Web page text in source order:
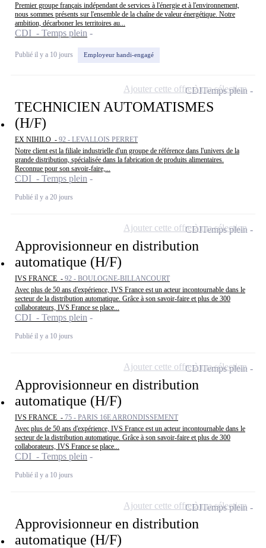
Premier groupe français indépendant de services à l'énergie et à l'environnement,
nous sommes présents sur l'ensemble de la chaîne de valeur énergétique. Notre
ambition, décarboner les territoires au...
CDI - Temps plein
Publié il y a 10 jours Employeur handi-engagé
TECHNICIEN AUTOMATISMES
(H/F)
EX NIHILO - 92 - LEVALLOIS PERRET
Notre client est la filiale industrielle d'un groupe de référence dans l'univers de la
grande distribution, spécialisée dans la fabrication de produits alimentaires.
Reconnue pour son savoir-faire,...
CDI - Temps plein
Publié il y a 20 jours
CDITemps plein
Ajouter cette offre à ma sélection
Approvisionneur en distribution
automatique (H/F)
IVS FRANCE - 92 - BOULOGNE-BILLANCOURT
Avec plus de 50 ans d'expérience, IVS France est un acteur incontournable dans le
secteur de la distribution automatique. Grâce à son savoir-faire et plus de 300
collaborateurs, IVS France se place...
CDI - Temps plein
Publié il y a 10 jours
CDITemps plein
Ajouter cette offre à ma sélection
Approvisionneur en distribution
automatique (H/F)
IVS FRANCE - 75 - PARIS 16E ARRONDISSEMENT
Avec plus de 50 ans d'expérience, IVS France est un acteur incontournable dans le
secteur de la distribution automatique. Grâce à son savoir-faire et plus de 300
collaborateurs, IVS France se place...
CDI - Temps plein
Publié il y a 10 jours
CDITemps plein
Ajouter cette offre à ma sélection
Approvisionneur en distribution
automatique (H/F)
CDITemps plein
Ajouter cette offre à ma sélection